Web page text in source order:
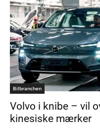
Bilbranchen
Volvo i knibe – vil
kinesiske mærker